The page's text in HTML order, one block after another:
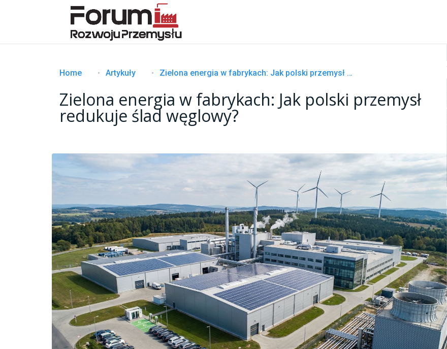
Home Artykuły Zielona energia w fabrykach: Jak polski przemysł redukuje ślad węglowy?
Zielona energia w fabrykach: Jak polski przemysł
redukuje ślad węglowy?